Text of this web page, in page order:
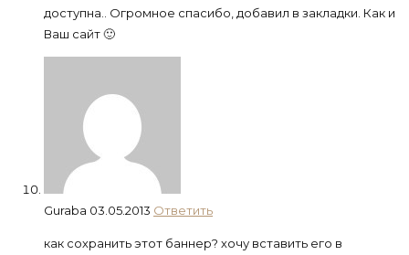
доступна.. Огромное спасибо, добавил в закладки. Как и
Ваш сайт 🙂
Guraba 03.05.2013 Ответить
как сохранить этот баннер? хочу вставить его в